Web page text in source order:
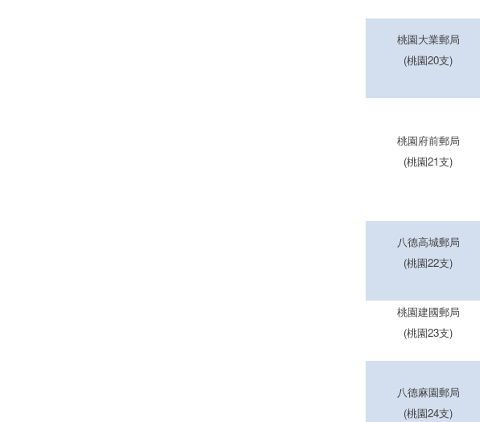
桃園大業郵局
(桃園20支)
桃園府前郵局
(桃園21支)
八德高城郵局
(桃園22支)
桃園建國郵局
(桃園23支)
八德麻園郵局
(桃園24支)